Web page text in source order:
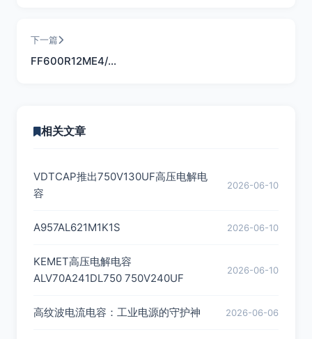
下一篇
FF600R12ME4/…
相关文章
VDTCAP推出750V130UF高压电解电
容
2026-06-10
A957AL621M1K1S 2026-06-10
KEMET高压电解电容
ALV70A241DL750 750V240UF
2026-06-10
高纹波电流电容：工业电源的守护神 2026-06-06